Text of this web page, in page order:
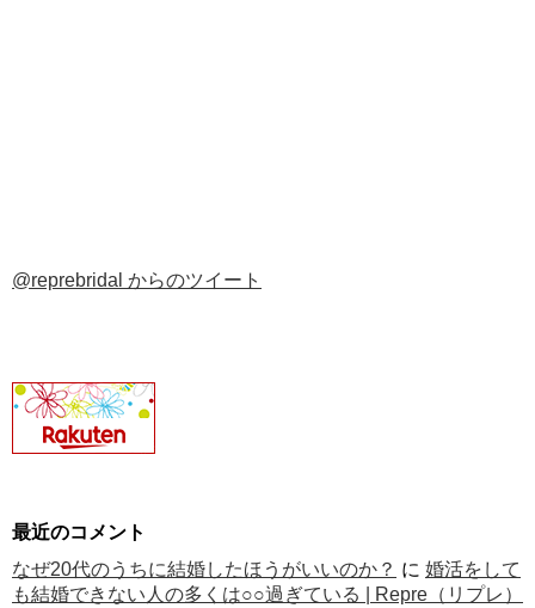
@reprebridal からのツイート
最近のコメント
なぜ20代のうちに結婚したほうがいいのか？ に 婚活をして
も結婚できない人の多くは○○過ぎている | Repre（リプレ）